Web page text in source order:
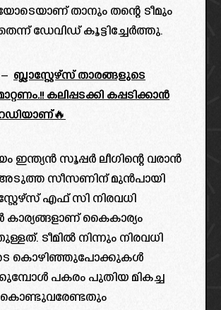
താനും തന്റെ ടീമും
ഡേവിഡ് കൂട്ടിച്ചേർത്തു.
ബ്ലാസ്റ്റേഴ്‌സ് താരങ്ങളുടെ
മാറ്റണം.!! കലിപ്പടക്കി കപ്പടിക്കാൻ
ഇന്ത്യൻ സൂപ്പർ ലീഗിന്റെ വരാൻ
സീസണിന് മുൻപായി
എഫ് സി നിരവധി
കാര്യങ്ങളാണ് കൈകാര്യം
ടീമിൽ നിന്നും നിരവധി
കൊഴിഞ്ഞുപോക്കുകൾ
പകരം പുതിയ മികച്ച
കൊണ്ടുവരേണ്ടതും